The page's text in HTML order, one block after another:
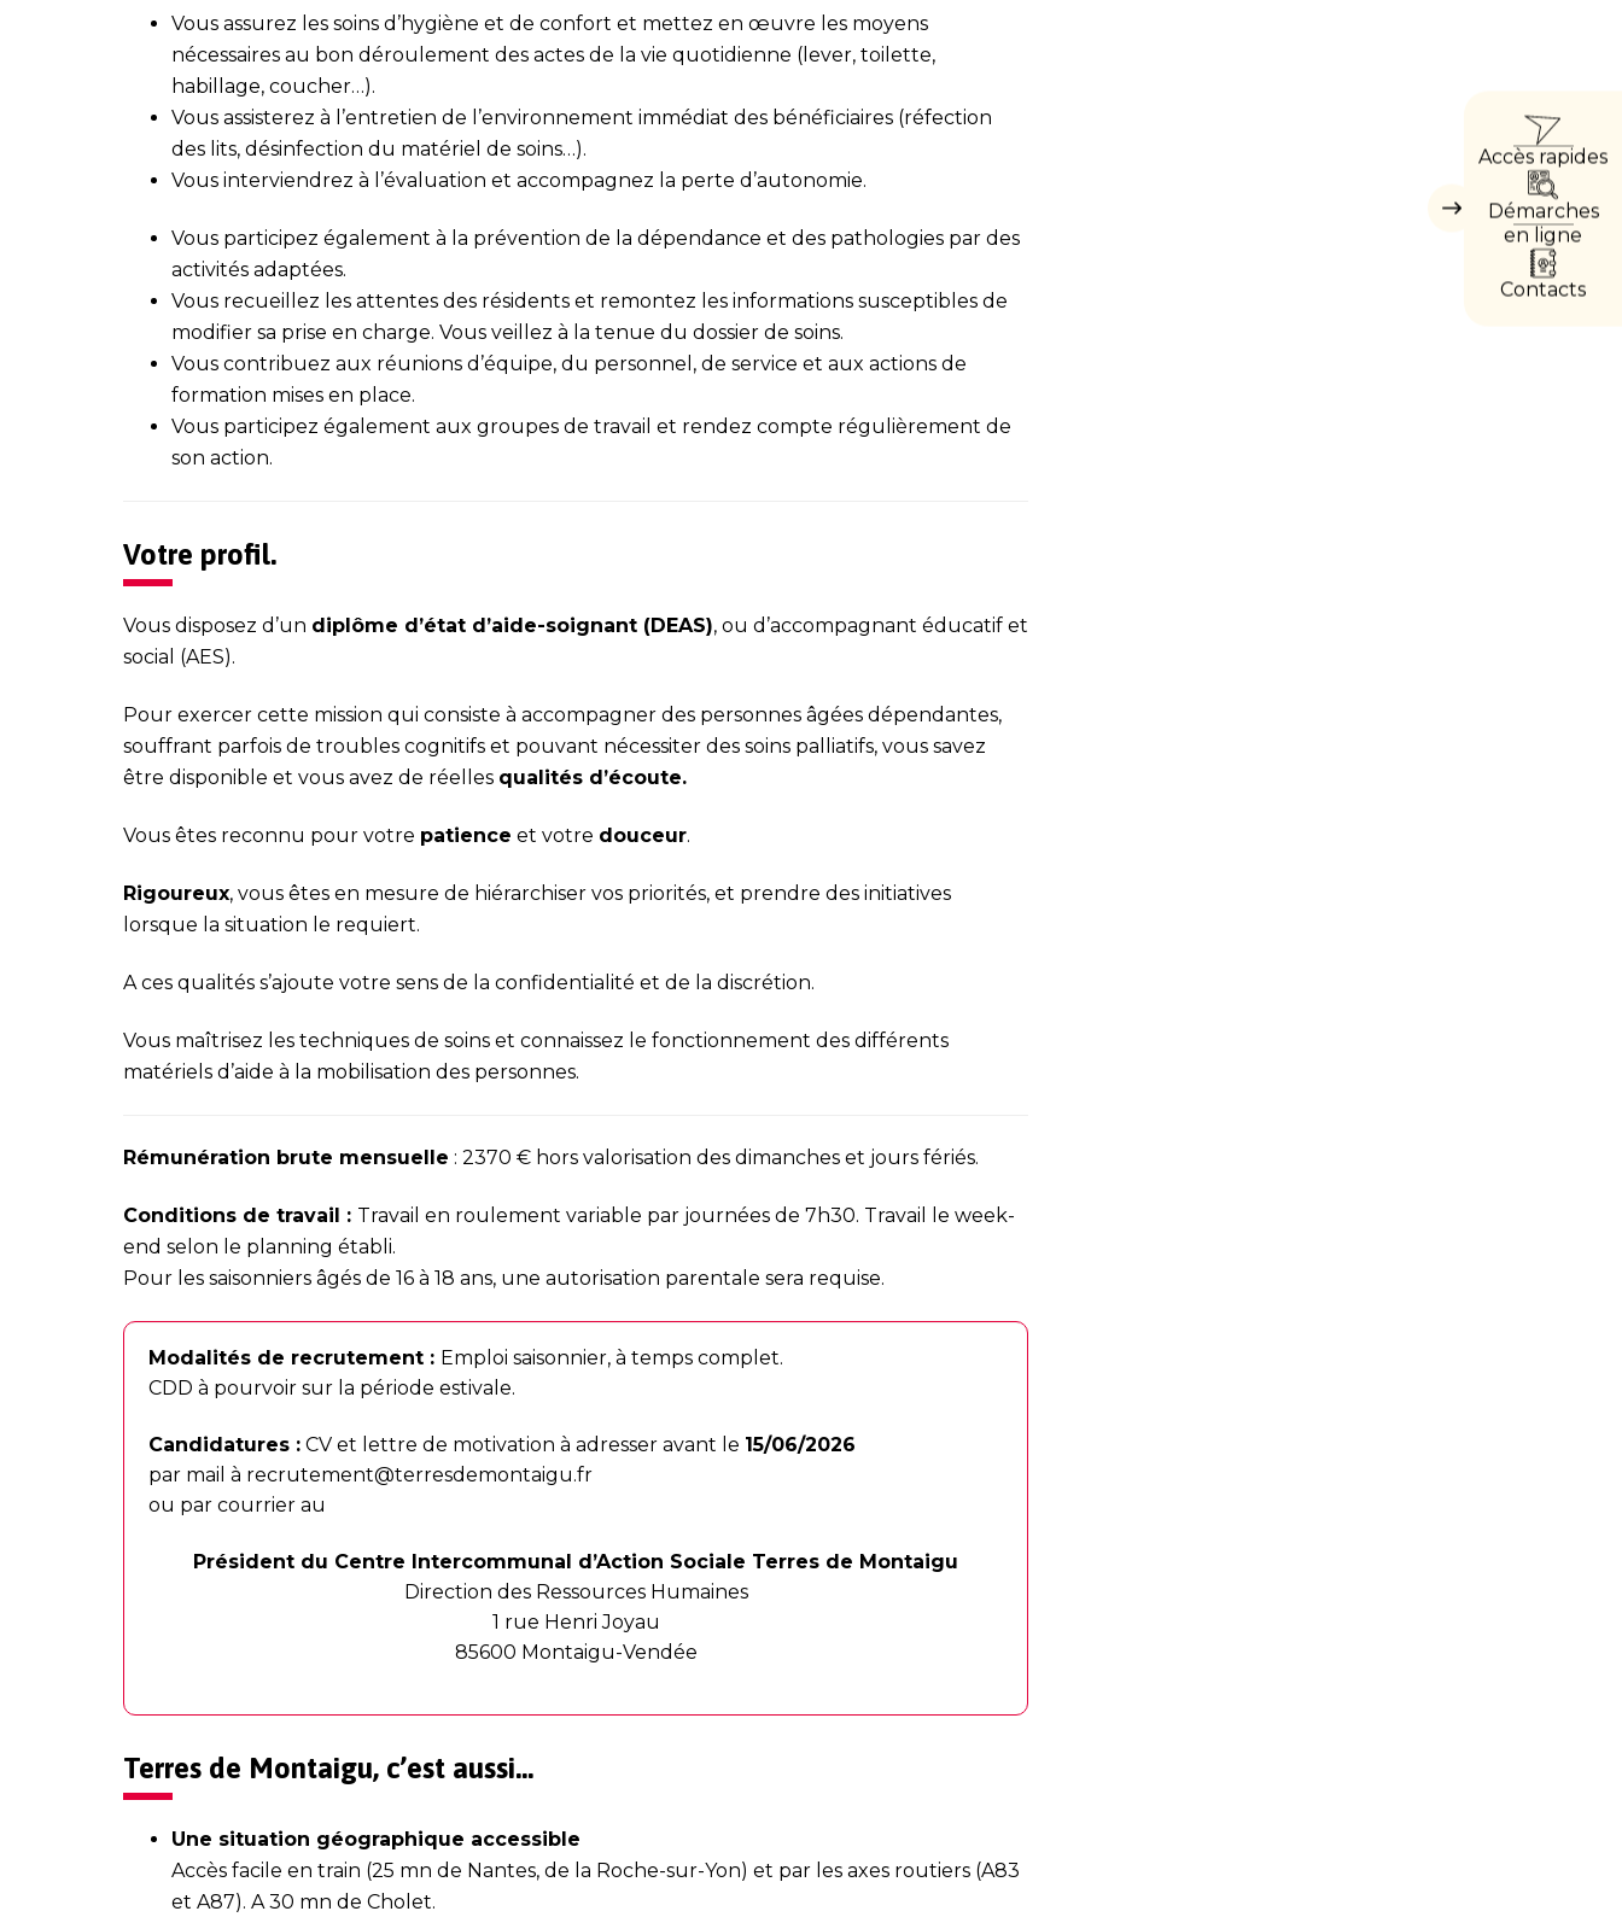
Masquer
Accès rapides
Démarches
en ligne
Contacts
Vous assurez les soins d’hygiène et de confort et mettez en œuvre les moyens
nécessaires au bon déroulement des actes de la vie quotidienne (lever, toilette,
habillage, coucher…).
Vous assisterez à l’entretien de l’environnement immédiat des bénéficiaires (réfection
des lits, désinfection du matériel de soins…).
Vous interviendrez à l’évaluation et accompagnez la perte d’autonomie.
Vous participez également à la prévention de la dépendance et des pathologies par des
activités adaptées.
Vous recueillez les attentes des résidents et remontez les informations susceptibles de
modifier sa prise en charge. Vous veillez à la tenue du dossier de soins.
Vous contribuez aux réunions d’équipe, du personnel, de service et aux actions de
formation mises en place.
Vous participez également aux groupes de travail et rendez compte régulièrement de
son action.
Votre profil.
Vous disposez d’un diplôme d’état d’aide-soignant (DEAS), ou d’accompagnant éducatif et
social (AES).
Pour exercer cette mission qui consiste à accompagner des personnes âgées dépendantes,
souffrant parfois de troubles cognitifs et pouvant nécessiter des soins palliatifs, vous savez
être disponible et vous avez de réelles qualités d’écoute.
Vous êtes reconnu pour votre patience et votre douceur.
Rigoureux, vous êtes en mesure de hiérarchiser vos priorités, et prendre des initiatives
lorsque la situation le requiert.
A ces qualités s’ajoute votre sens de la confidentialité et de la discrétion.
Vous maîtrisez les techniques de soins et connaissez le fonctionnement des différents
matériels d’aide à la mobilisation des personnes.
Rémunération brute mensuelle : 2370 € hors valorisation des dimanches et jours fériés.
Conditions de travail : Travail en roulement variable par journées de 7h30. Travail le week-
end selon le planning établi.
Pour les saisonniers âgés de 16 à 18 ans, une autorisation parentale sera requise.
Modalités de recrutement : Emploi saisonnier, à temps complet.
CDD à pourvoir sur la période estivale.
Candidatures : CV et lettre de motivation à adresser avant le 15/06/2026
par mail à recrutement@terresdemontaigu.fr
ou par courrier au
Président du Centre Intercommunal d’Action Sociale Terres de Montaigu
Direction des Ressources Humaines
1 rue Henri Joyau
85600 Montaigu-Vendée
Terres de Montaigu, c’est aussi…
Une situation géographique accessible
Accès facile en train (25 mn de Nantes, de la Roche-sur-Yon) et par les axes routiers (A83
et A87). A 30 mn de Cholet.